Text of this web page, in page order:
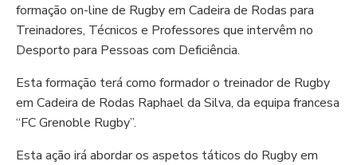
formação on-line de Rugby em Cadeira de Rodas para
Treinadores, Técnicos e Professores que intervêm no
Desporto para Pessoas com Deficiência.
Esta formação terá como formador o treinador de Rugby
em Cadeira de Rodas Raphael da Silva, da equipa francesa
“FC Grenoble Rugby”.
Esta ação irá abordar os aspetos táticos do Rugby em